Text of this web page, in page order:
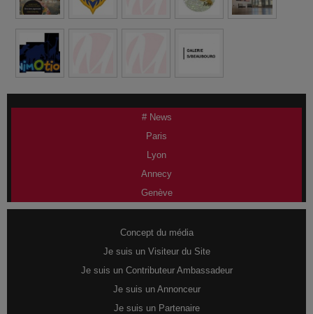
# News
Paris
Lyon
Annecy
Genève
Concept du média
Je suis un Visiteur du Site
Je suis un Contributeur Ambassadeur
Je suis un Annonceur
Je suis un Partenaire